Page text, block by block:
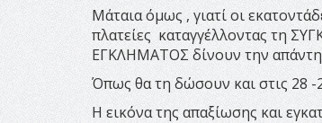
Μάταια όμως , γιατί οι
πλατείες καταγγέλλοντας τη
ΕΓΚΛΗΜΑΤΟΣ δίνουν την
Όπως θα τη δώσουν και στις 28 -
Η εικόνα της απαξίωσης και